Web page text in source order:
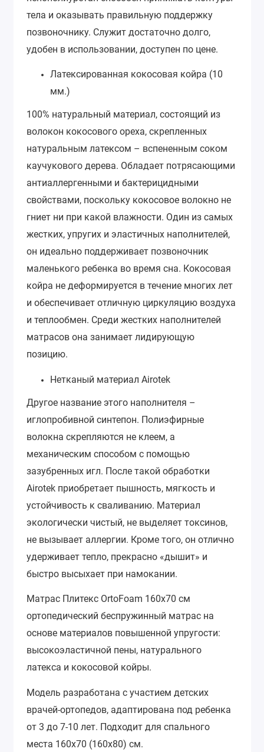
тела и оказывать правильную поддержку
позвоночнику. Служит достаточно долго,
удобен в использовании, доступен по цене.
Латексированная кокосовая койра (10
мм.)
100% натуральный материал, состоящий из
волокон кокосового ореха, скрепленных
натуральным латексом – вспененным соком
каучукового дерева. Обладает потрясающими
антиаллергенными и бактерицидными
свойствами, поскольку кокосовое волокно не
гниет ни при какой влажности. Один из самых
жестких, упругих и эластичных наполнителей,
он идеально поддерживает позвоночник
маленького ребенка во время сна. Кокосовая
койра не деформируется в течение многих лет
и обеспечивает отличную циркуляцию воздуха
и теплообмен. Среди жестких наполнителей
матрасов она занимает лидирующую
позицию.
Нетканый материал Airotek
Другое название этого наполнителя –
иглопробивной синтепон. Полиэфирные
волокна скрепляются не клеем, а
механическим способом с помощью
зазубренных игл. После такой обработки
Airotek приобретает пышность, мягкость и
устойчивость к сваливанию. Материал
экологически чистый, не выделяет токсинов,
не вызывает аллергии. Кроме того, он отлично
удерживает тепло, прекрасно «дышит» и
быстро высыхает при намокании.
Матрас Плитекс OrtoFoam 160x70 см
ортопедический беспружинный матрас на
основе материалов повышенной упругости:
высокоэластичной пены, натурального
латекса и кокосовой койры.
Модель разработана с участием детских
врачей-ортопедов, адаптирована под ребенка
от 3 до 7-10 лет. Подходит для спального
места 160х70 (160х80) см.